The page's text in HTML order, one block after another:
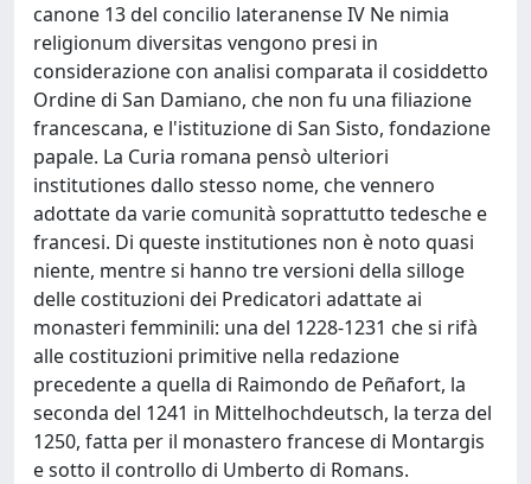
canone 13 del concilio lateranense IV Ne nimia
religionum diversitas vengono presi in
considerazione con analisi comparata il cosiddetto
Ordine di San Damiano, che non fu una filiazione
francescana, e l'istituzione di San Sisto, fondazione
papale. La Curia romana pensò ulteriori
institutiones dallo stesso nome, che vennero
adottate da varie comunità soprattutto tedesche e
francesi. Di queste institutiones non è noto quasi
niente, mentre si hanno tre versioni della silloge
delle costituzioni dei Predicatori adattate ai
monasteri femminili: una del 1228-1231 che si rifà
alle costituzioni primitive nella redazione
precedente a quella di Raimondo de Peñafort, la
seconda del 1241 in Mittelhochdeutsch, la terza del
1250, fatta per il monastero francese di Montargis
e sotto il controllo di Umberto di Romans.